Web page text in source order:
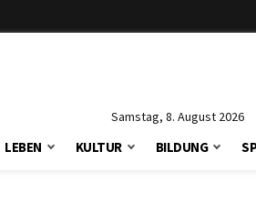
Samstag, 8. August 2026
LEBEN KULTUR BILDUNG